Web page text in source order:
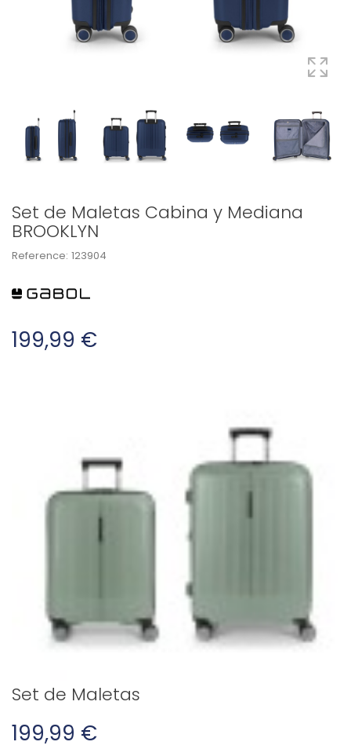
Set de Maletas Cabina y Mediana
BROOKLYN
Reference: 123904
199,99 €
Set de Maletas
199,99 €